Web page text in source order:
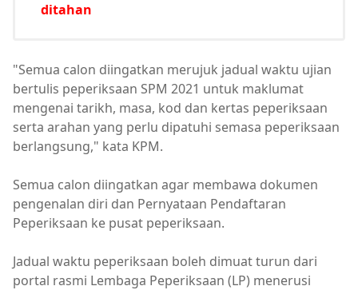
ditahan
"Semua calon diingatkan merujuk jadual waktu ujian
bertulis peperiksaan SPM 2021 untuk maklumat
mengenai tarikh, masa, kod dan kertas peperiksaan
serta arahan yang perlu dipatuhi semasa peperiksaan
berlangsung," kata KPM.
Semua calon diingatkan agar membawa dokumen
pengenalan diri dan Pernyataan Pendaftaran
Peperiksaan ke pusat peperiksaan.
Jadual waktu peperiksaan boleh dimuat turun dari
portal rasmi Lembaga Peperiksaan (LP) menerusi